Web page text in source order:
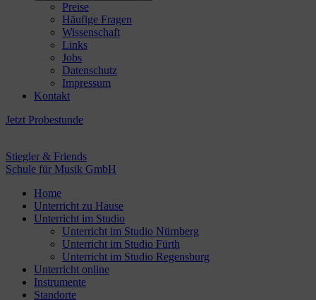
Preise
Häufige Fragen
Wissenschaft
Links
Jobs
Datenschutz
Impressum
Kontakt
Jetzt Probestunde
Stiegler & Friends
Schule für Musik GmbH
Home
Unterricht zu Hause
Unterricht im Studio
Unterricht im Studio Nürnberg
Unterricht im Studio Fürth
Unterricht im Studio Regensburg
Unterricht online
Instrumente
Standorte